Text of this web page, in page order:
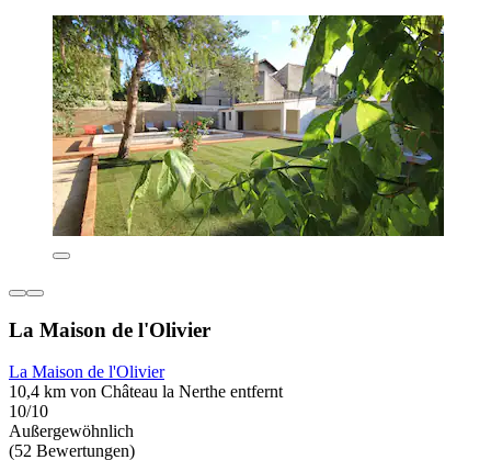
La Maison de l'Olivier
La Maison de l'Olivier
10,4 km von Château la Nerthe entfernt
10/10
Außergewöhnlich
(52 Bewertungen)